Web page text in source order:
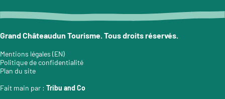
Grand Châteaudun Tourisme. Tous droits réservés.
Mentions légales (EN)
Politique de confidentialité
Plan du site
Fait main par : Tribu and Co